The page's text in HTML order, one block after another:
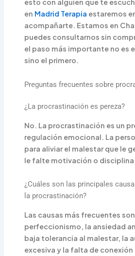
esto con alguien que te
en Madrid Terapia estaremos
acompañarte. Estamos en
puedes consultarnos sin
el paso más importante no es
sino el primero.
Preguntas frecuentes sobre
¿La procrastinación es pereza?
No. La procrastinación es un
regulación emocional. La
para aliviar el malestar que le
le falte motivación o
¿Cuáles son las principales
la procrastinación?
Las causas más frecuentes
perfeccionismo, la ansiedad
baja tolerancia al malestar, la
excesiva y la falta de